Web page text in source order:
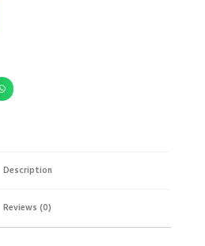
Description
Reviews (0)